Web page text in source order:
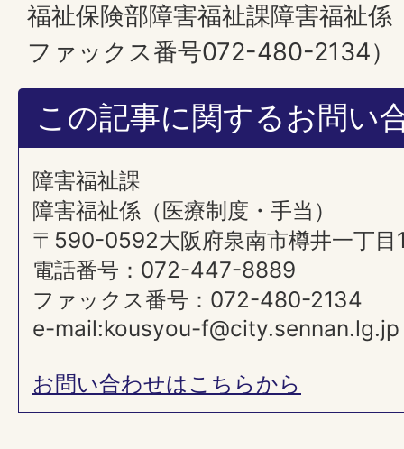
福祉保険部障害福祉課障害福祉
ファックス番号072-480-2134）
この記事に関するお問い
障害福祉課
障害福祉係（医療制度・手当）
〒590-0592大阪府泉南市樽井一丁目
電話番号：072-447-8889
ファックス番号：072-480-2134
e-mail:kousyou-f@city.sennan.lg.jp
お問い合わせはこちらから